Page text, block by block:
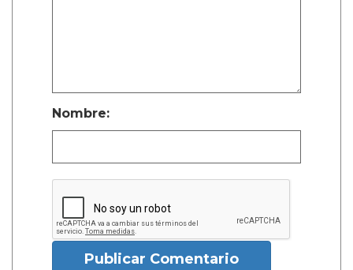
Nombre:
Publicar Comentario